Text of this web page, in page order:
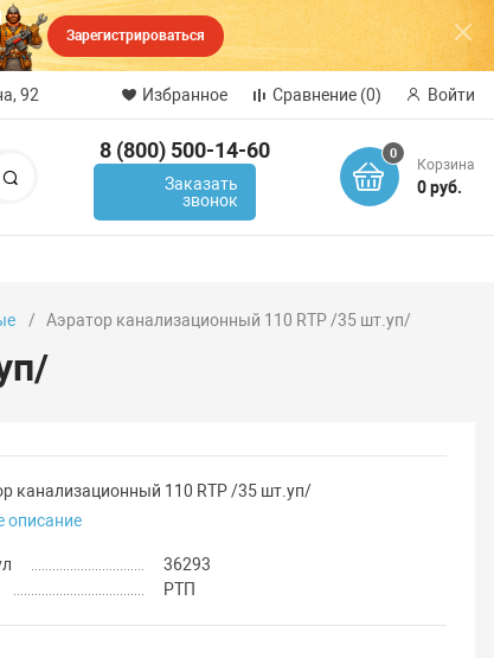
Зарегистрироваться
92 Избранное Сравнение (0) Войти
8 (800) 500-14-60
Заказать
звонок
0
Корзина
0 руб.
Аэратор канализационный 110 RTP /35 шт.уп/
канализационный 110 RTP /35 шт.уп/
описание
36293
РТП